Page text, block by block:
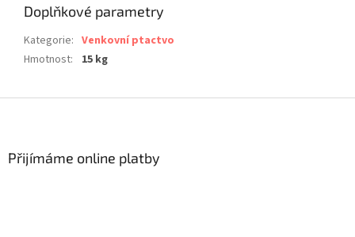
Doplňkové parametry
Kategorie: Venkovní ptactvo
Hmotnost: 15 kg
Přijímáme online platby